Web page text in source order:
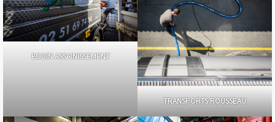
BODIN ASSAINISSEMENT
TRANSPORTS ROUSSEAU